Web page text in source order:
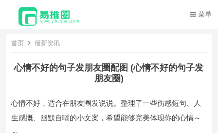
菜单
首页 最新资讯
心情不好的句子发朋友圈配图 (心情不好的句子发
朋友圈)
心情不好，适合在朋友圈发说说。整理了一些伤感短句、人
生感慨、幽默自嘲的小文案，希望能够完美体现你的心情～